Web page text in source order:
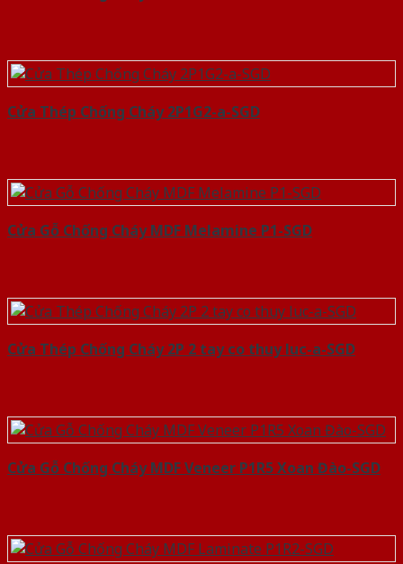
Cửa Thép Chống Cháy 2P1G2-a-SGD
Cửa Gỗ Chống Cháy MDF Melamine P1-SGD
Cửa Thép Chống Cháy 2P 2 tay co thuy luc-a-SGD
Cửa Gỗ Chống Cháy MDF Veneer P1R5 Xoan Đào-SGD